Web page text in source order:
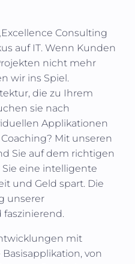
Consulting
auf IT. Wenn Kunden
nicht mehr
wir ins Spiel.
die zu Ihrem
sie nach
Applikationen
Mit unseren
Sie auf dem richtigen
eine intelligente
und Geld spart. Die
unserer
faszinierend.
mit
von